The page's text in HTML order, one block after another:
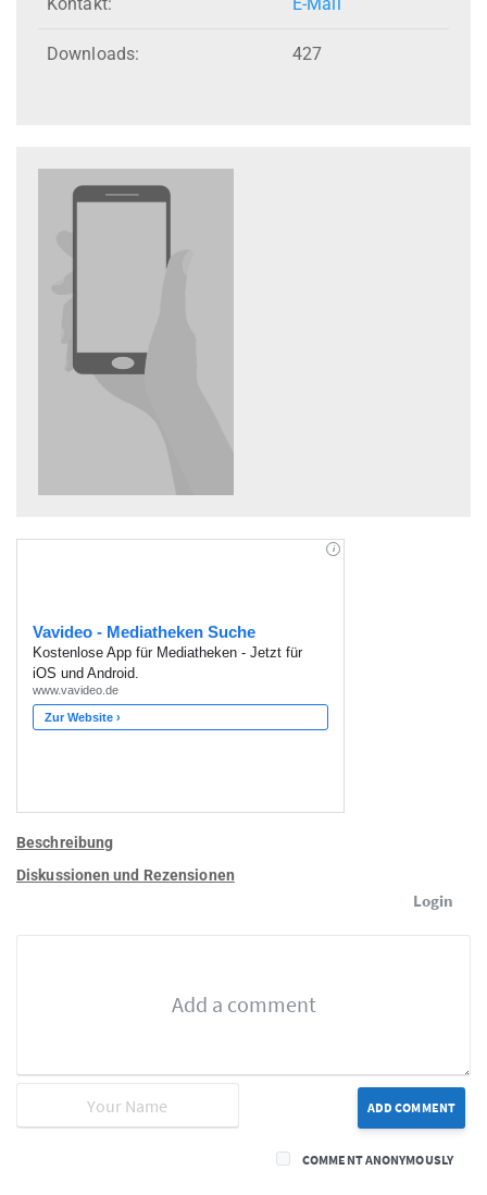
Downloads: 427
Beschreibung
Diskussionen und Rezensionen
Login
ADD COMMENT
COMMENT ANONYMOUSLY